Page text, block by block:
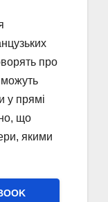
про
можуть
у прямі
що
якими